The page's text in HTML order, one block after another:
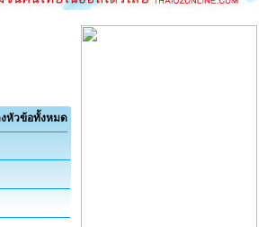
หัวข้อทั้งหมด